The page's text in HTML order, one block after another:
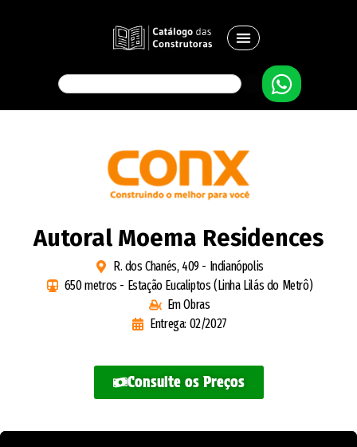
Autoral Moema Residences
R. dos Chanés, 409 - Indianópolis
650 metros - Estação Eucaliptos (Linha Lilás do Metrô)
Em Obras
Entrega: 02/2027
Consulte os Preços